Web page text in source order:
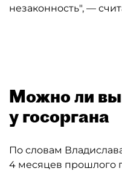
незаконность", —
Можно ли
у госоргана
По словам
4 месяцев прошлого